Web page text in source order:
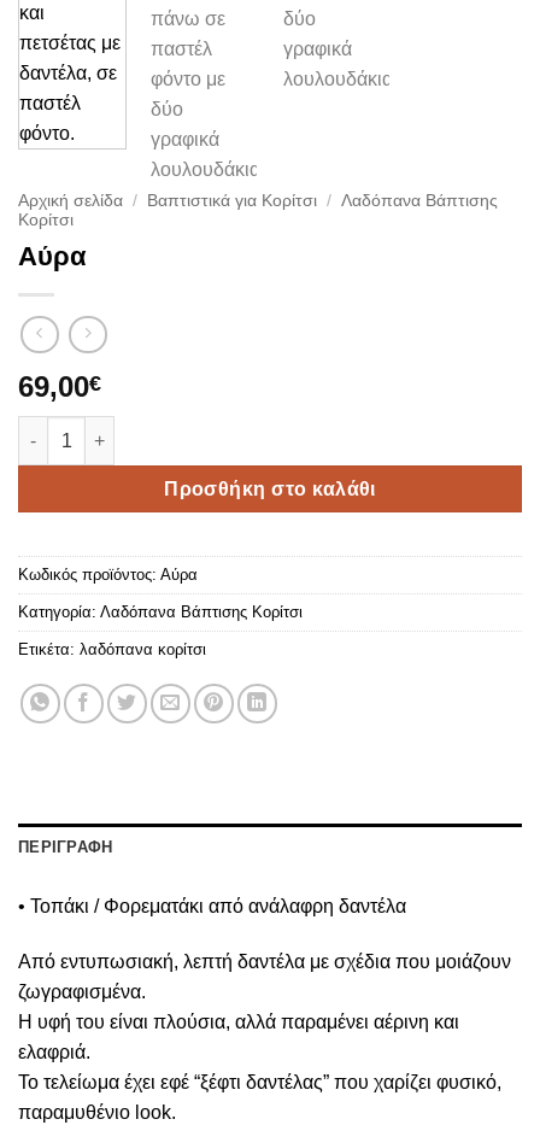
Αρχική σελίδα / Βαπτιστικά για Κορίτσι / Λαδόπανα Βάπτισης
Κορίτσι
Αύρα
69,00€
Αύρα ποσότητα
Προσθήκη στο καλάθι
Κωδικός προϊόντος: Αύρα
Κατηγορία: Λαδόπανα Βάπτισης Κορίτσι
Ετικέτα: λαδόπανα κορίτσι
ΠΕΡΙΓΡΑΦΗ
• Τοπάκι / Φορεματάκι από ανάλαφρη δαντέλα
Από εντυπωσιακή, λεπτή δαντέλα με σχέδια που μοιάζουν
ζωγραφισμένα.
Η υφή του είναι πλούσια, αλλά παραμένει αέρινη και
ελαφριά.
Το τελείωμα έχει εφέ “ξέφτι δαντέλας” που χαρίζει φυσικό,
παραμυθένιο look.